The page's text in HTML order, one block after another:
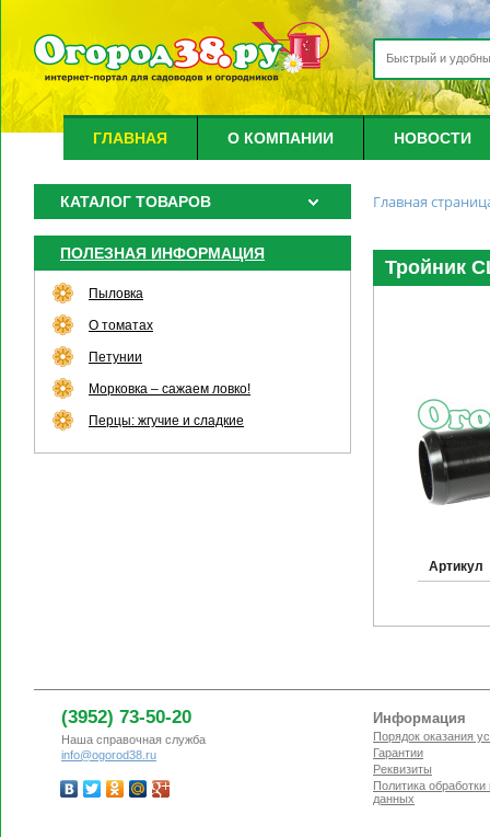
ГЛАВНАЯ О КОМПАНИИ НОВОСТИ
КАТАЛОГ ТОВАРОВ
ПОЛЕЗНАЯ ИНФОРМАЦИЯ
Пыловка
О томатах
Петунии
Морковка – сажаем ловко!
Перцы: жгучие и сладкие
Главная
Тройник
Артикул
(3952) 73-50-20
Наша справочная служба
info@ogorod38.ru
Информация
Порядок оказания
Гарантии
Реквизиты
Политика
данных